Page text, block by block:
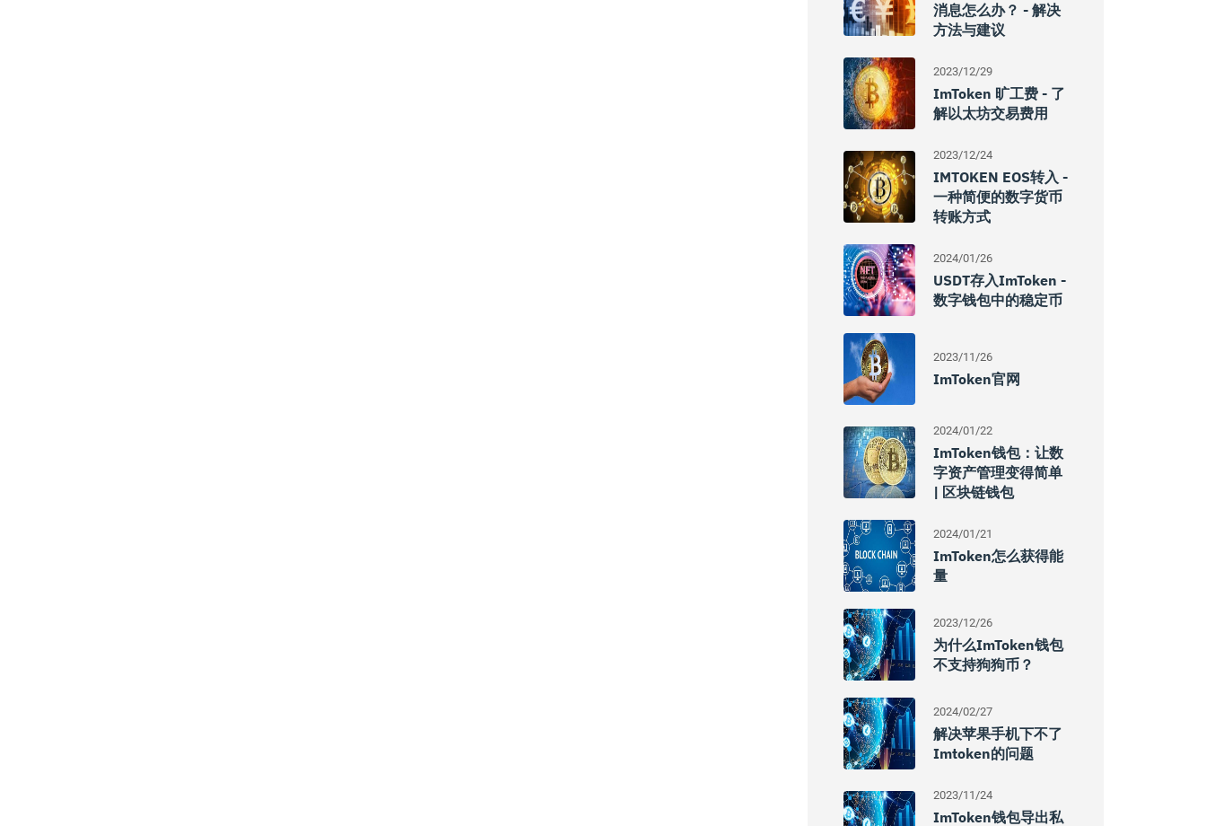
消息怎么办？ - 解决
方法与建议
2023/12/29
ImToken 旷工费 - 了
解以太坊交易费用
2023/12/24
IMTOKEN EOS转入 -
一种简便的数字货币
转账方式
2024/01/26
USDT存入imToken -
数字钱包中的稳定币
2023/11/26
ImToken官网
2024/01/22
ImToken钱包：让数
字资产管理变得简单
| 区块链钱包
2024/01/21
ImToken怎么获得能
量
2023/12/26
为什么imToken钱包
不支持狗狗币？
2024/02/27
解决苹果手机下不了
Imtoken的问题
2023/11/24
ImToken钱包导出私